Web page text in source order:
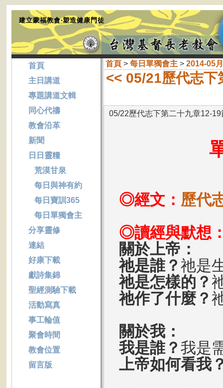
建立蒙福教會‧塑造健康門徒
首頁> 每日單獨會主> 2014-05月
<< 05/21歷代志下
05/22歷代志下第二十九章12-19
◎經文： 歷代
◎讀經與默想
關於上帝：
祂是誰？ 祂是
祂是怎樣的？
祂作了什麼？
關於我：
我是誰？ 我是
上帝如何看我
首頁
主日講道
專題講道文輯
同心代禱
教會沿革
新聞
日日靈糧
荒漠甘泉
每日與神有約
每日寶訓365
每日單獨會主
分享靈修
連結
好康下載
獻詩集錦
聖經測驗下載
活動寫真
事工輪值
聚會時間
教會位置
留言版